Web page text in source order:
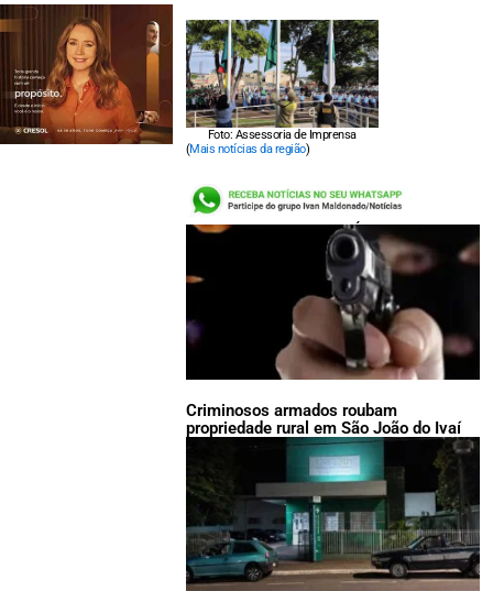
Foto: Assessoria de Imprensa
(Mais notícias da região)
LEIA TAMBÉM:
Criminosos armados roubam
propriedade rural em São João do Ivaí